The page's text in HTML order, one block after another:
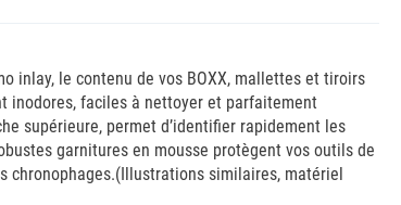
inlay, le contenu de vos BOXX, mallettes et tiroirs
inodores, faciles à nettoyer et parfaitement
supérieure, permet d’identifier rapidement les
garnitures en mousse protègent vos outils de
chronophages.(Illustrations similaires, matériel